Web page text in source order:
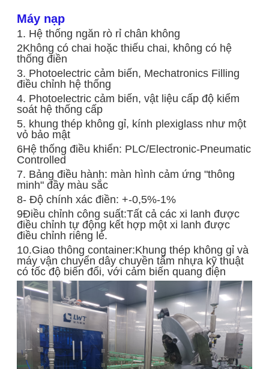
Máy nạp
1. Hệ thống ngăn rò rỉ chân không
2Không có chai hoặc thiếu chai, không có hệ
thống điền
3. Photoelectric cảm biến, Mechatronics Filling
điều chỉnh hệ thống
4. Photoelectric cảm biến, vật liệu cấp độ kiểm
soát hệ thống cấp
5. khung thép không gỉ, kính plexiglass như một
vỏ bảo mật
6Hệ thống điều khiển: PLC/Electronic-Pneumatic
Controlled
7. Bảng điều hành: màn hình cảm ứng "thông
minh" đầy màu sắc
8- Độ chính xác điền: +-0,5%-1%
9Điều chỉnh công suất:Tất cả các xi lanh được
điều chỉnh tự động kết hợp một xi lanh được
điều chỉnh riêng lẻ.
10.Giao thông container:Khung thép không gỉ và
máy vận chuyển dây chuyền tấm nhựa kỹ thuật
có tốc độ biến đổi, với cảm biến quang điện